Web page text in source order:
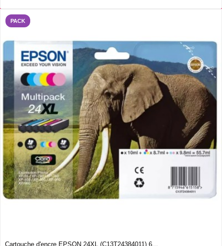
PACK
Cartouche d'encre EPSON 24XL (C13T24384011) 6...